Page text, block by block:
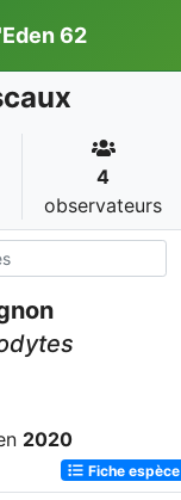
62
4
observateurs
2020
Fiche espèce